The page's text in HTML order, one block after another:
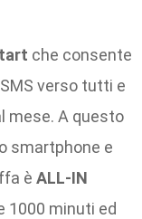
che consente
verso tutti e
mese. A questo
smartphone e
è ALL-IN
1000 minuti ed